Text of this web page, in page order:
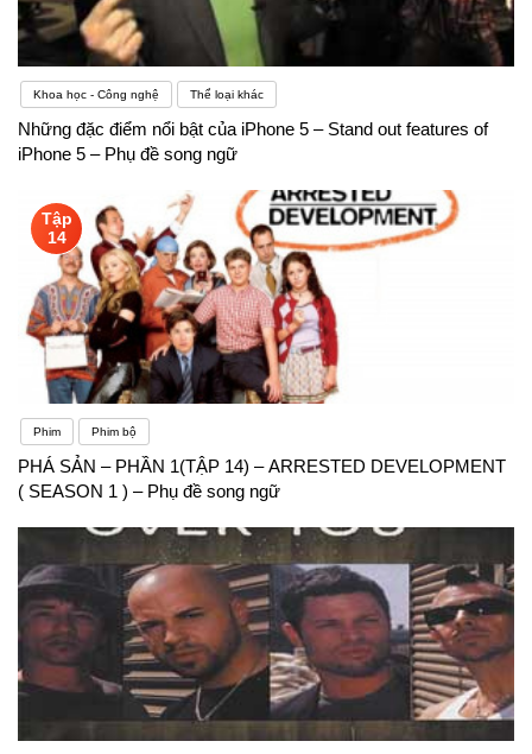
Khoa học - Công nghệ Thể loại khác
Những đặc điểm nổi bật của iPhone 5 – Stand out features of
iPhone 5 – Phụ đề song ngữ
Tập
14
Phim Phim bộ
PHÁ SẢN – PHẦN 1(TẬP 14) – ARRESTED DEVELOPMENT
( SEASON 1 ) – Phụ đề song ngữ